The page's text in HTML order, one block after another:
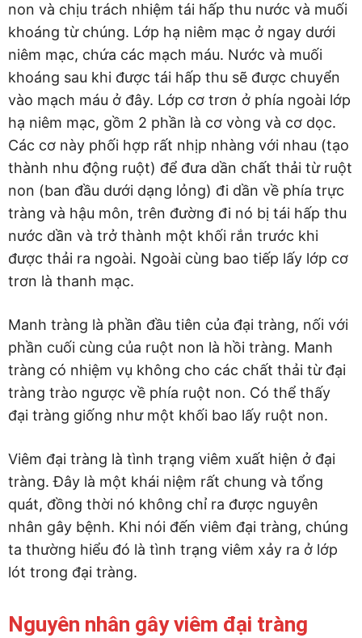
non và chịu trách nhiệm tái hấp thu nước và muối
khoáng từ chúng. Lớp hạ niêm mạc ở ngay dưới
niêm mạc, chứa các mạch máu. Nước và muối
khoáng sau khi được tái hấp thu sẽ được chuyển
vào mạch máu ở đây. Lớp cơ trơn ở phía ngoài lớp
hạ niêm mạc, gồm 2 phần là cơ vòng và cơ dọc.
Các cơ này phối hợp rất nhịp nhàng với nhau (tạo
thành nhu động ruột) để đưa dần chất thải từ ruột
non (ban đầu dưới dạng lỏng) đi dần về phía trực
tràng và hậu môn, trên đường đi nó bị tái hấp thu
nước dần và trở thành một khối rắn trước khi
được thải ra ngoài. Ngoài cùng bao tiếp lấy lớp cơ
trơn là thanh mạc.
Manh tràng là phần đầu tiên của đại tràng, nối với
phần cuối cùng của ruột non là hồi tràng. Manh
tràng có nhiệm vụ không cho các chất thải từ đại
tràng trào ngược về phía ruột non. Có thể thấy
đại tràng giống như một khối bao lấy ruột non.
Viêm đại tràng là tình trạng viêm xuất hiện ở đại
tràng. Đây là một khái niệm rất chung và tổng
quát, đồng thời nó không chỉ ra được nguyên
nhân gây bệnh. Khi nói đến viêm đại tràng, chúng
ta thường hiểu đó là tình trạng viêm xảy ra ở lớp
lót trong đại tràng.
Nguyên nhân gây viêm đại tràng